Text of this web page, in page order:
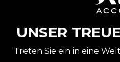
UNSER
Treten Sie ein in eine